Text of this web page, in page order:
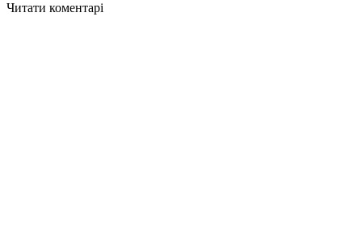
Читати коментарі